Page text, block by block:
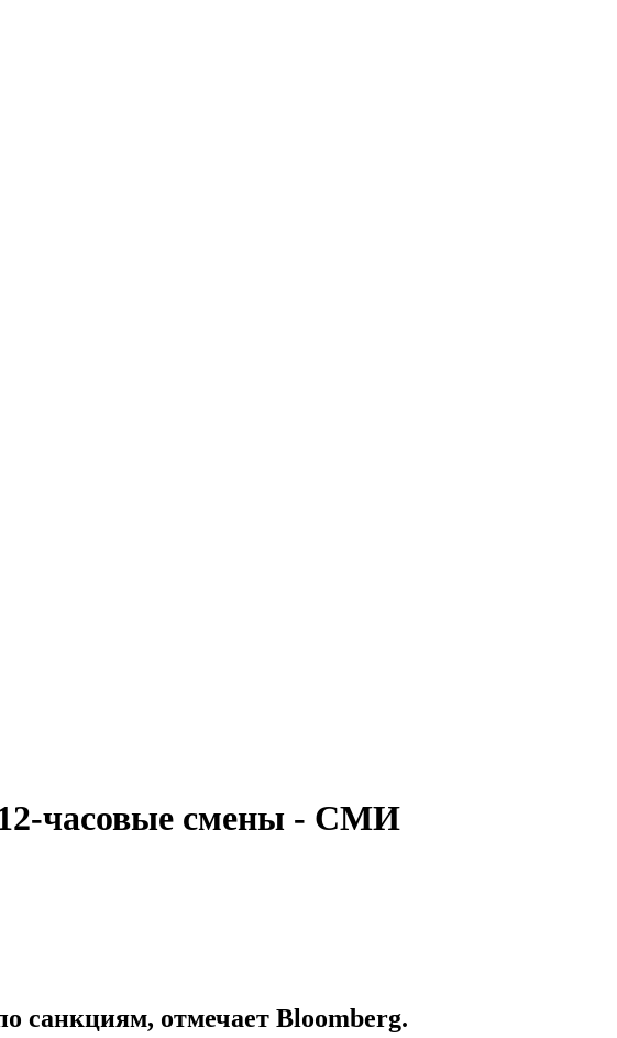
12-часовые смены - СМИ
санкциям, отмечает Bloomberg.